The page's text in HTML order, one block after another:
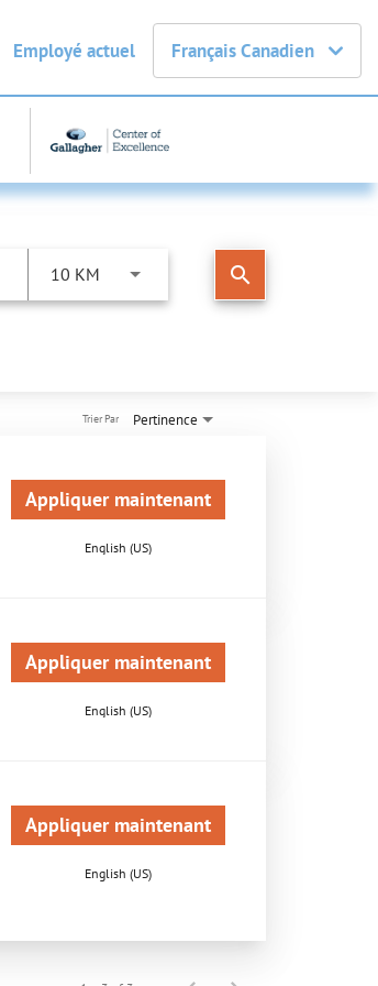
Employé actuel Français Canadien
10 KM search
Pertinence
Trier Par
Appliquer maintenant
English (US)
Appliquer maintenant
English (US)
Appliquer maintenant
English (US)